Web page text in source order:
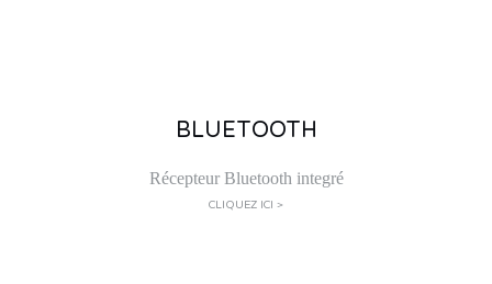
BLUETOOTH
Récepteur Bluetooth integré
CLIQUEZ ICI >